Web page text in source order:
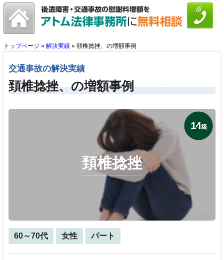
トップページ » 解決実績» 頚椎捻挫、の増額事例
交通事故の解決実績
頚椎捻挫、の増額事例
14級
頚椎捻挫
60～70代 女性 パート